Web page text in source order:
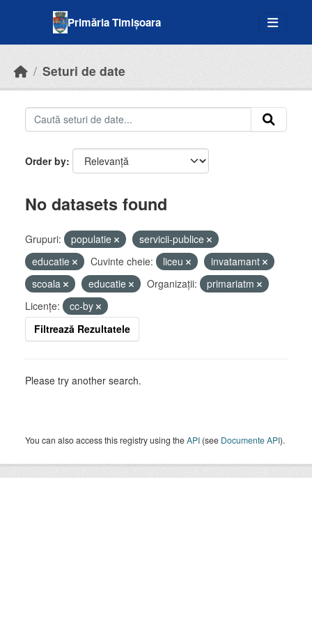
Primăria Timișoara
Seturi de date
Order by
No datasets found
Grupuri: populatie
servicii-publice
educatie
Cuvinte cheie: liceu
invatamant
scoala
educatie Organizații:
primariatm
Licenţe:
cc-by
Filtrează Rezultatele
Please try another search.
You can also access this registry using theAPI (see Documente API).